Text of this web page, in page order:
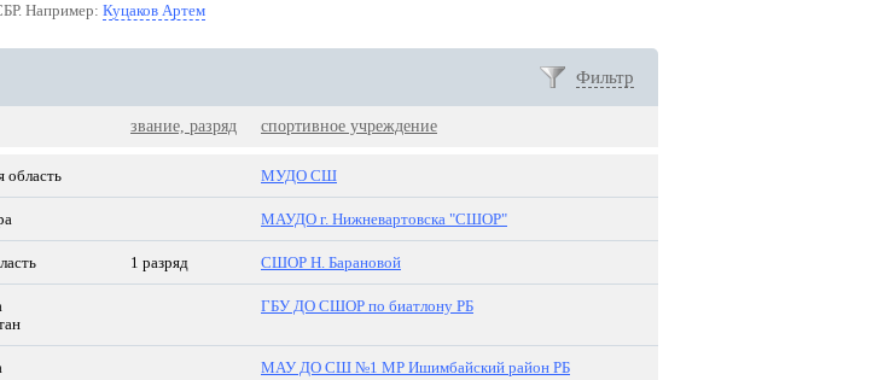
Например: Куцаков Артем
Фильтр
звание, разряд спортивное учреждение
область МУДО СШ
МАУДО г. Нижневартовска "СШОР"
1 разряд СШОР Н. Барановой
ГБУ ДО СШОР по биатлону РБ
МАУ ДО СШ №1 МР Ишимбайский район РБ